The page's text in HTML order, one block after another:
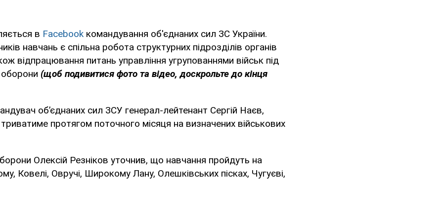
в Facebook командування об'єднаних сил ЗС України.
навчань є спільна робота структурних підрозділів органів
відпрацювання питань управління угрупованнями військ під
оборони (щоб подивитися фото та відео, доскрольте до кінця
об’єднаних сил ЗСУ генерал-лейтенант Сергій Наєв,
протягом поточного місяця на визначених військових
Олексій Резніков уточнив, що навчання пройдуть на
Ковелі, Овручі, Широкому Лану, Олешківських пісках, Чугуєві,